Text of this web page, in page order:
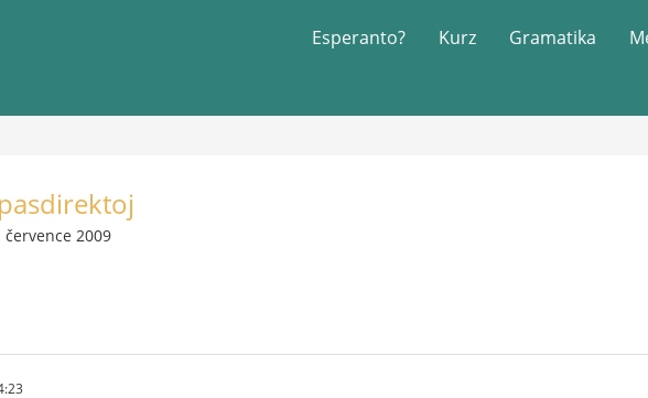
Esperanto? Kurz Gramatika
července 2009